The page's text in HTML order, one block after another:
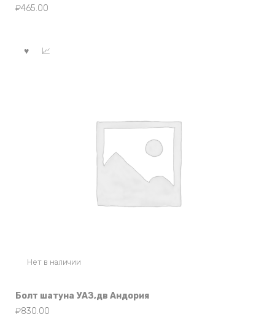
₽465.00
Нет в наличии
Болт шатуна УАЗ,дв Андория
₽830.00